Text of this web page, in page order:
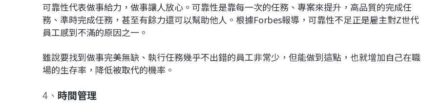
可靠性代表做事給力，做事讓人放心。可靠性是靠每一次的任務、專案來提升，高品質的完成任
務、準時完成任務，甚至有餘力還可以幫助他人。根據Forbes報導，可靠性不足正是雇主對Z世代
員工感到不滿的原因之一。
雖說要找到做事完美無缺、執行任務幾乎不出錯的員工非常少，但能做到這點，也就增加自己在職
場的生存率，降低被取代的機率。
4、 時間管理